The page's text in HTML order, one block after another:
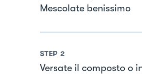
Mescolate benissimo
STEP 2
Versate il composto o